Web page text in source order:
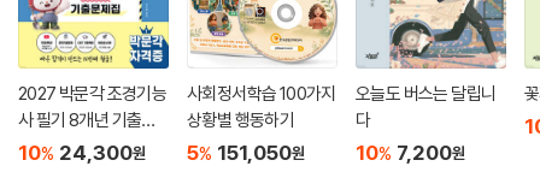
2027 박문각 조경기능
사 필기 8개년 기출문
제집
10% 24,300원
사회정서학습 100가지
상황별 행동하기
5% 151,050원
오늘도 버스는 달립니
다
10% 7,200원